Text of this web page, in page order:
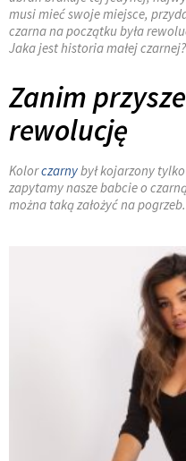
musi mieć swoje miejsce,
czarna na początku była
Jaka jest historia małej czarnej?
Zanim
rewolucję
Kolorczarnybył kojarzony
zapytamy nasze babcie o
można taką założyć na